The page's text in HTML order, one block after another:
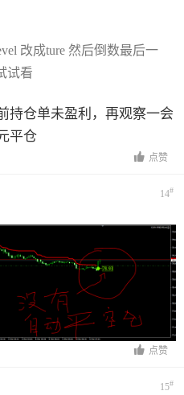
改成ture 然后倒数最后一
试看
持仓单未盈利，再观察一会
平仓
点赞
14#
点赞
15#